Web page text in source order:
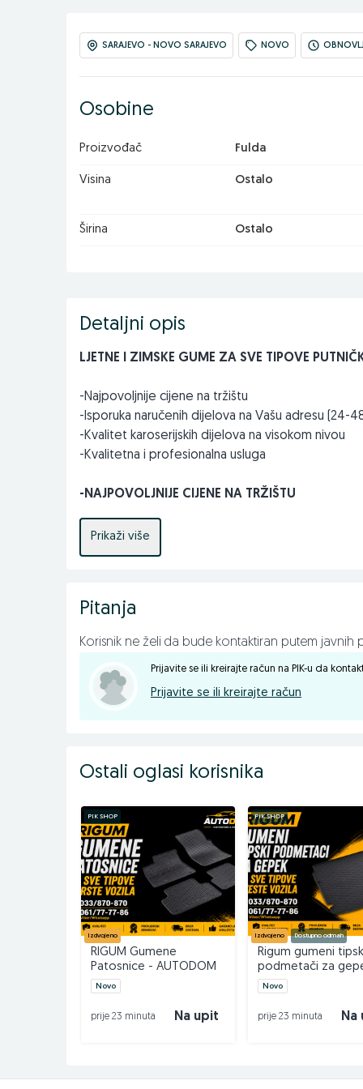
SARAJEVO - NOVO SARAJEVO NOVO
Osobine
Proizvođač Fulda
Visina Ostalo
Širina Ostalo
Detaljni opis
LJETNE I ZIMSKE GUME ZA SVE TIPOVE
-Najpovoljnije cijene na tržištu
-Isporuka naručenih dijelova na Vašu adresu (24-
-Kvalitet karoserijskih dijelova na visokom nivou
-Kvalitetna i profesionalna usluga
-NAJPOVOLJNIJE CIJENE NA TRŽIŠTU
Pored lljetnih i zimskih guma naš široki asortiman
haube, izolacije (zaštite haube), PVC zaštite,
ponudi imamo i širok asortiman autokozmetike:
tipove vozila. Lance i navlake za točkove.
filteri).
033/870-870 – TELEFON
061/77-77-86 – VIBER / WHATSAPP
INSTAGRAM – AUTODOM
Prikaži više
Pitanja
Korisnik ne želi da bude kontaktiran putem javnih
Prijavite se ili kreirajte račun na PIK-u da
Prijavite se ili kreirajte račun
Ostali oglasi korisnika
PIK SHOP
Izdvojeno
RIGUM Gumene
Patosnice - AUTODOM
Novo
Na upit
prije 23 minuta
PIK SHOP
Izdvojeno Dostupno odmah
Rigum gumeni
podmetači za
AUTODOM
Novo
Na
prije 23 minuta